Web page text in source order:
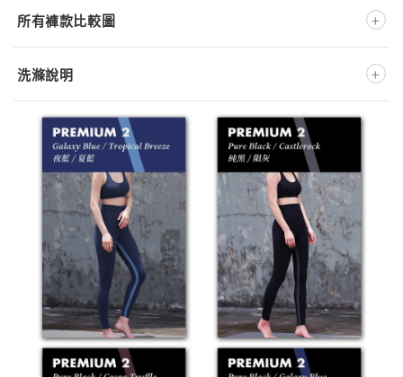
所有褲款比較圖 +
洗滌說明 +
深淺色分開洗
低溫洗滌
不可漂白
不可乾洗
不可添加柔軟精
低溫熨燙
低溫溫和烘乾
※ 此款布料為特殊處理材質，洗滌時強烈建議
反面放入洗衣袋
※ 正確的洗滌方式將大大地影響產品壽命